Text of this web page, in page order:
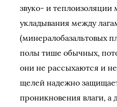
звуко- и
укладывания между
(минералобазальтовых
полы тише обычных,
они не рассыхаются и
щелей надежно
проникновения влаги, а